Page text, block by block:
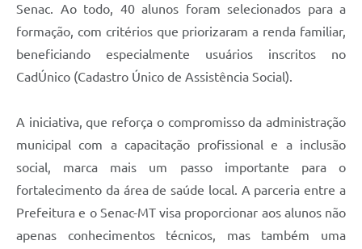
Senac. Ao todo, 40 alunos foram selecionados para a
formação, com critérios que priorizaram a renda familiar,
beneficiando especialmente usuários inscritos no
CadÚnico (Cadastro Único de Assistência Social).
A iniciativa, que reforça o compromisso da administração
municipal com a capacitação profissional e a inclusão
social, marca mais um passo importante para o
fortalecimento da área de saúde local. A parceria entre a
Prefeitura e o Senac-MT visa proporcionar aos alunos não
apenas conhecimentos técnicos, mas também uma